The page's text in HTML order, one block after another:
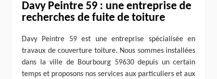
Davy Peintre 59 : une entreprise de
recherches de fuite de toiture
Davy Peintre 59 est une entreprise spécialisée en
travaux de couverture toiture. Nous sommes installées
dans la ville de Bourbourg 59630 depuis un certain
temps et proposons nos services aux particuliers et aux